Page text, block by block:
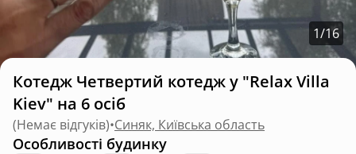
1/16
Котедж Четвертий котедж у "Relax Villa
Kiev" на 6 осіб
(Немає відгуків)•Синяк, Київська область
Особливості будинку